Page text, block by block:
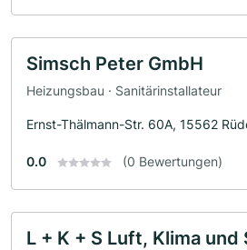
Simsch Peter GmbH
Heizungsbau · Sanitärinstallateur
Ernst-Thälmann-Str. 60A, 15562
0.0 (0 Bewertungen)
L + K + S Luft, Klima und